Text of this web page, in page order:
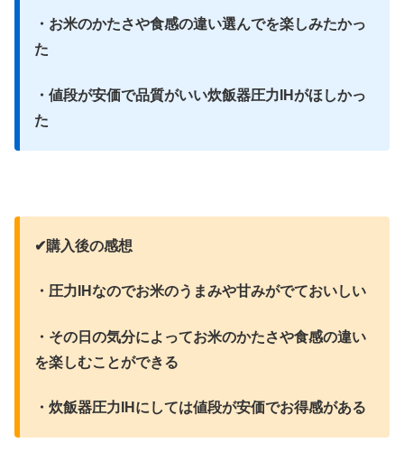
・お米のかたさや食感の違い選んでを楽しみたかっ
た
・値段が安価で品質がいい炊飯器圧力IHがほしかっ
た
✔︎購入後の感想
・圧力IHなのでお米のうまみや甘みがでておいしい
・その日の気分によってお米のかたさや食感の違い
を楽しむことができる
・炊飯器圧力IHにしては値段が安価でお得感がある